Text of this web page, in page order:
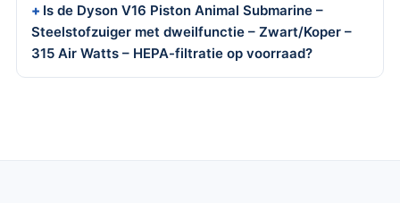
Is de Dyson V16 Piston Animal Submarine –
Steelstofzuiger met dweilfunctie – Zwart/Koper –
315 Air Watts – HEPA-filtratie op voorraad?